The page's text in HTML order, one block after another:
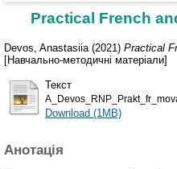
Practical French
Devos, Anastasiia (2021) Practical
[Навчально-методичні матеріали]
Текст
Download (1MB)
Анотація